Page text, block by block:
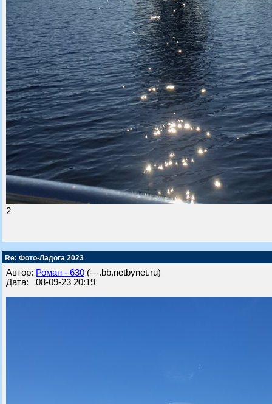
2
Re: Фото-Ладога 2023
Автор: Роман - 630 (---.bb.netbynet.ru)
Дата: 08-09-23 20:19